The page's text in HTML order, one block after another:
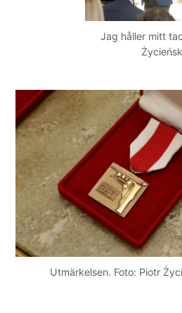
Jag håller mitt
Utmärkelsen. Foto: Piotr